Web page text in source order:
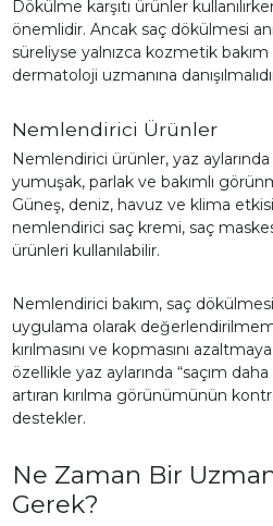
Dökülme karşıtı ürünler
önemlidir. Ancak saç dökülmesi
süreliyse yalnızca kozmetik
dermatoloji uzmanına
Nemlendirici Ürünler
Nemlendirici ürünler, yaz
yumuşak, parlak ve bakımlı
Güneş, deniz, havuz ve klima
nemlendirici saç kremi, saç
ürünleri kullanılabilir.
Nemlendirici bakım, saç
uygulama olarak
kırılmasını ve kopmasını
özellikle yaz aylarında “saçım
artıran kırılma görünümünün
destekler.
Ne Zaman Bir
Gerek?